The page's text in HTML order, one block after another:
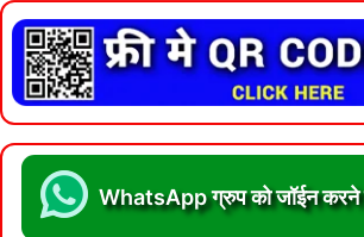
WhatsApp ग्रुप को जॉईन करने